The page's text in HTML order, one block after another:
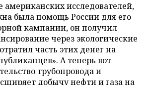
американских исследователей,
была помощь России для его
кампании, он получил
через экологические
часть этих денег на
А теперь вот
трубопровода и
добычу нефти и газа на